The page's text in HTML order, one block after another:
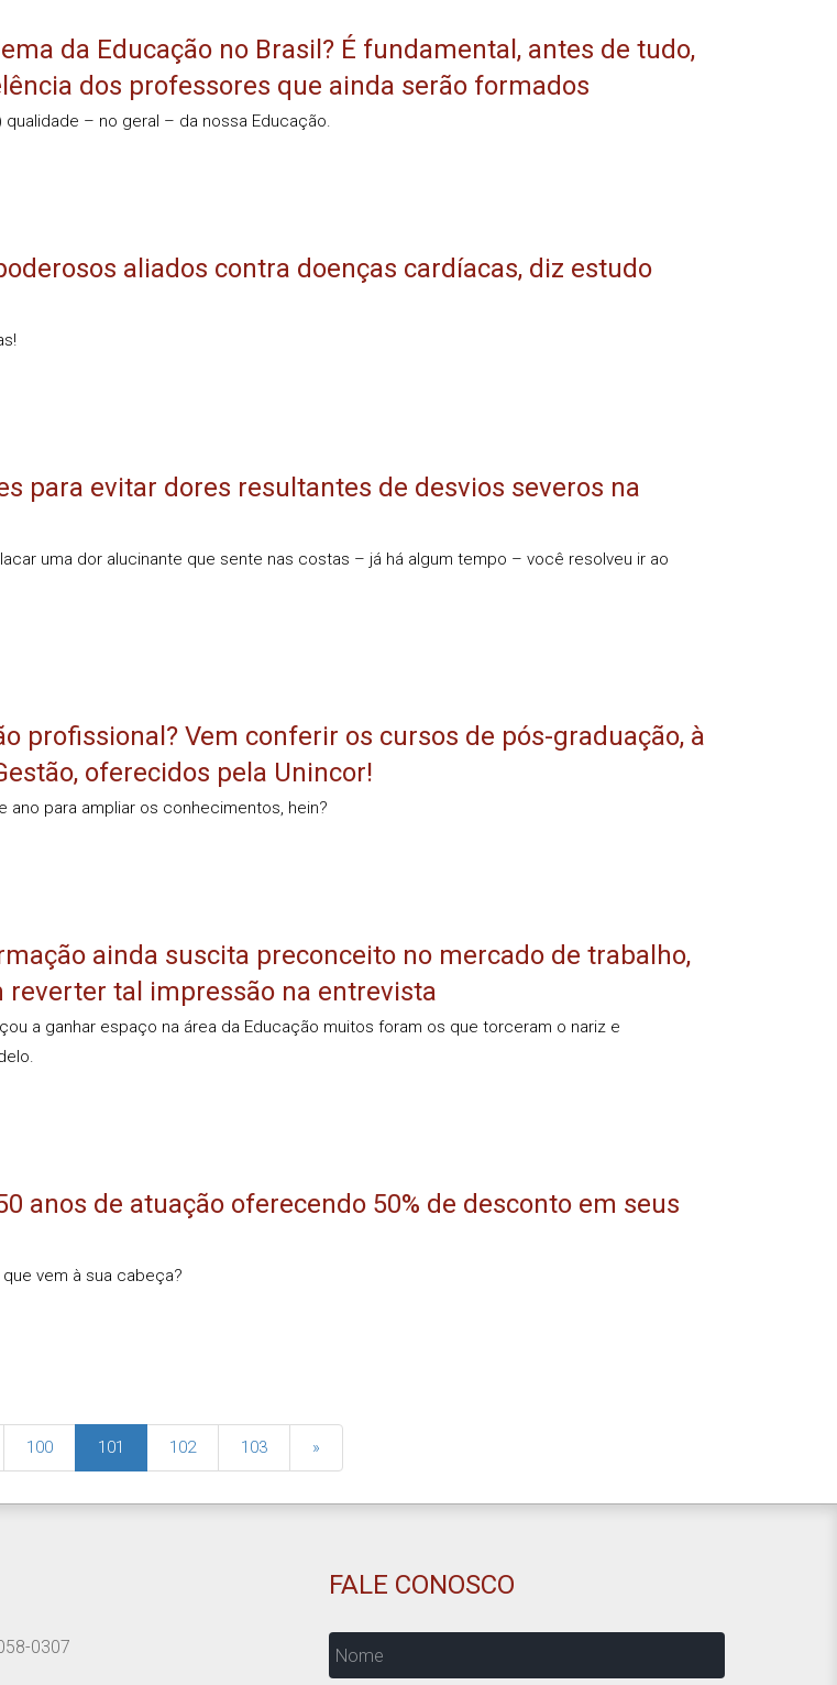
da Educação no Brasil? É fundamental, antes de tudo,
dos professores que ainda serão formados
– no geral – da nossa Educação.
aliados contra doenças cardíacas, diz estudo
para evitar dores resultantes de desvios severos na
uma dor alucinante que sente nas costas – já há algum tempo – você resolveu ir ao
profissional? Vem conferir os cursos de pós-graduação, à
oferecidos pela Unincor!
ano para ampliar os conhecimentos, hein?
ainda suscita preconceito no mercado de trabalho,
tal impressão na entrevista
a ganhar espaço na área da Educação muitos foram os que torceram o nariz e
anos de atuação oferecendo 50% de desconto em seus
vem à sua cabeça?
100 101 102 103 »
0307
FALE CONOSCO
Nome